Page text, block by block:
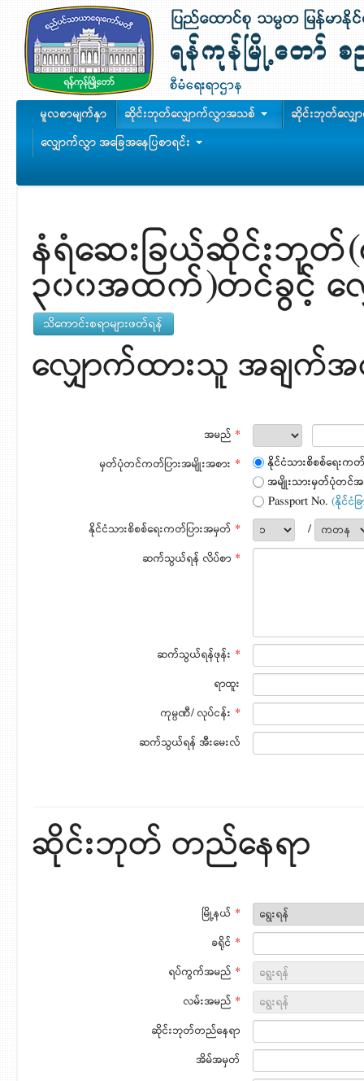
မူလစာမျက်နှာ ဆိုင်းဘုတ်လျှောက်လွှာအသစ်
ဆိုင်းဘုတ်လျှေ
လျှောက်လွှာ အခြေအနေပြစာရင်း
နံရံဆေးခြယ်ဆိုင်းဘုတ်(
၃၀၀အထက်)တင်ခွင့် လျှ
လျှောက်ထားသူ အချ
အမည် *
မှတ်ပုံတင်ကတ်ပြားအမျိုးအစား *
နိုင်ငံသားစိစစ်ရေးက
အမျိုးသားမှတ်ပုံတင်
Passport No. (နိုင်ငံခ
နိုင်ငံသားစိစစ်ရေးကတ်ပြားအမှတ် *
/
ဆက်သွယ်ရန် လိပ်စာ *
ဆက်သွယ်ရန်ဖုန်း *
ရာထူး
ကုမ္ပဏီ/ လုပ်ငန်း *
ဆက်သွယ်ရန် အီးမေးလ်
ဆိုင်းဘုတ် တည်နေရာ
မြို့နယ် *
ခရိုင် *
ရပ်ကွက်အမည် *
လမ်းအမည် *
ဆိုင်းဘုတ်တည်နေရာ
အိမ်အမှတ်